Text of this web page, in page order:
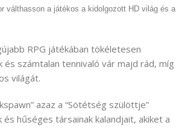
válthasson a játékos a kidolgozott HD világ és a
RPG játékában tökéletesen
és számtalan tennivaló vár majd rád, míg
világát.
azaz a “Sötétség szülöttje”
hűséges társainak kalandjait, akiket a